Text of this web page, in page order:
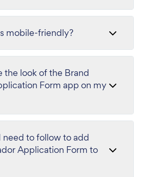
mobile-friendly?
the look of the Brand
Form app on my
need to follow to add
Application Form to